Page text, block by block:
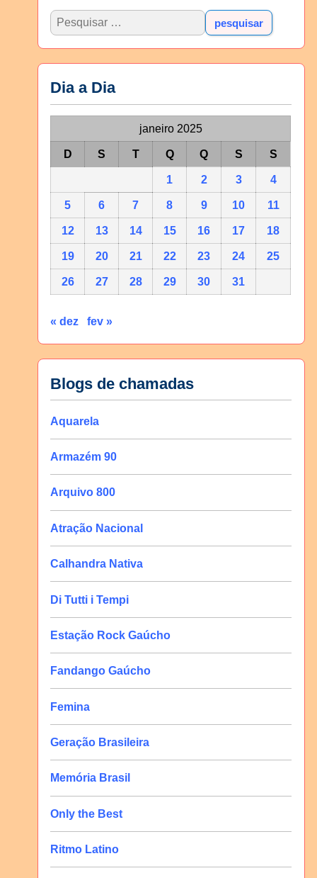
Dia a Dia
janeiro 2025
D S T Q Q S S
1 2 3 4
5 6 7 8 9 10 11
12 13 14 15 16 17 18
19 20 21 22 23 24 25
26 27 28 29 30 31
« dez fev »
Blogs de chamadas
Aquarela
Armazém 90
Arquivo 800
Atração Nacional
Calhandra Nativa
Di Tutti i Tempi
Estação Rock Gaúcho
Fandango Gaúcho
Femina
Geração Brasileira
Memória Brasil
Only the Best
Ritmo Latino